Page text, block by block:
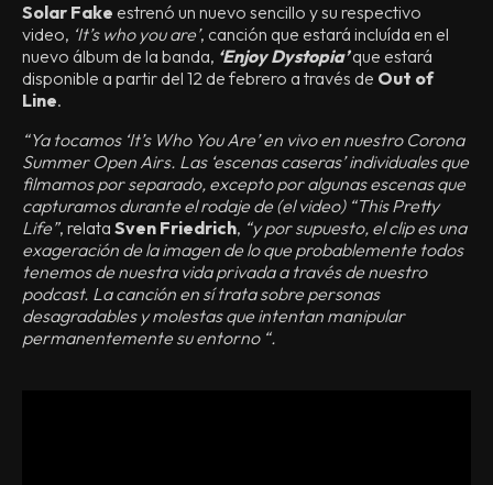
Solar Fake estrenó un nuevo sencillo y su respectivo
video, ‘It’s who you are’, canción que estará incluída en el
nuevo álbum de la banda, ‘Enjoy Dystopia’que estará
disponible a partir del 12 de febrero a través de Out of
Line.
“Ya tocamos ‘It’s Who You Are’ en vivo en nuestro Corona
Summer Open Airs. Las ‘escenas caseras’ individuales que
filmamos por separado, excepto por algunas escenas que
capturamos durante el rodaje de (el video) “This Pretty
Life”, relata Sven Friedrich, “y por supuesto, el clip es una
exageración de la imagen de lo que probablemente todos
tenemos de nuestra vida privada a través de nuestro
podcast. La canción en sí trata sobre personas
desagradables y molestas que intentan manipular
permanentemente su entorno “.